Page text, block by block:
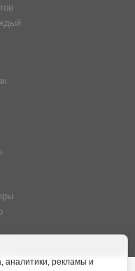
аналитики, рекламы и